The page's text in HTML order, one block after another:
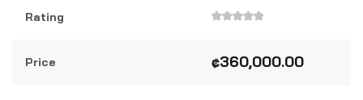
Rating
de
5
Price ₡360,000.00